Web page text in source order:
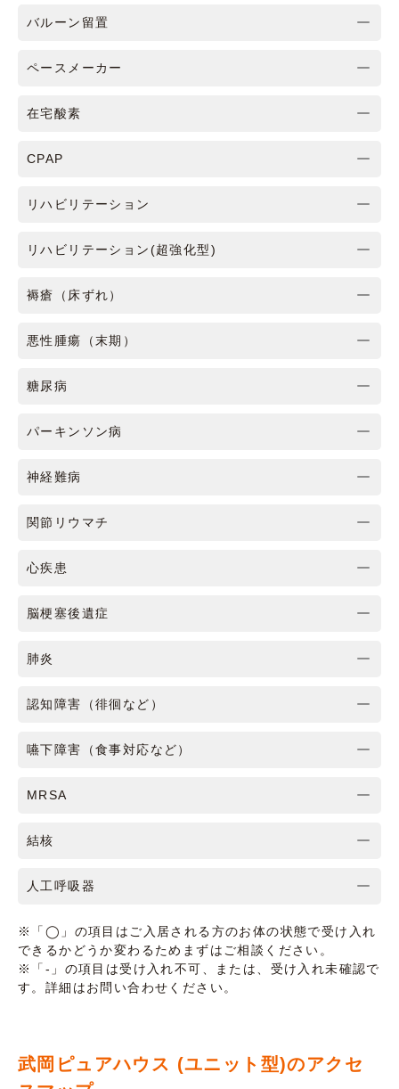
バルーン留置
ペースメーカー
在宅酸素
CPAP
リハビリテーション
リハビリテーション(超強化型)
褥瘡（床ずれ）
悪性腫瘍（末期）
糖尿病
パーキンソン病
神経難病
関節リウマチ
心疾患
脳梗塞後遺症
肺炎
認知障害（徘徊など）
嚥下障害（食事対応など）
MRSA
結核
人工呼吸器
※「◯」の項目はご入居される方のお体の状態で受け入れ
できるかどうか変わるためまずはご相談ください。
※「-」の項目は受け入れ不可、または、受け入れ未確認で
す。詳細はお問い合わせください。
武岡ピュアハウス (ユニット型)のアクセ